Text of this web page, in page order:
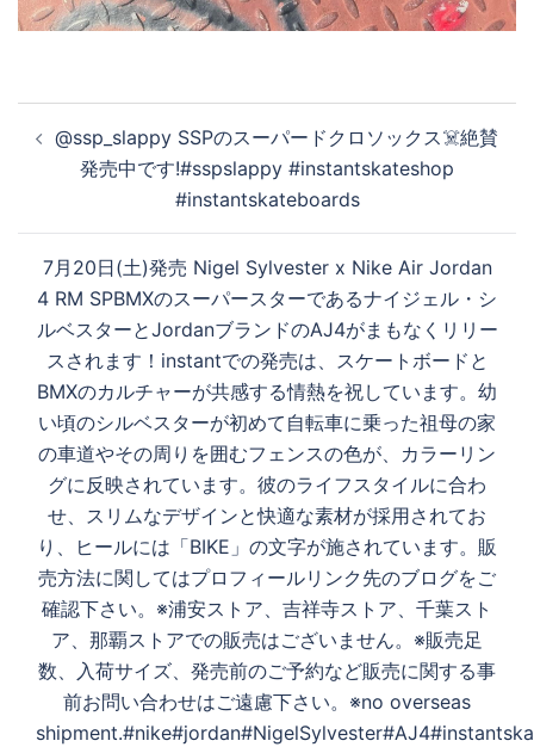
稿
ー
シ
ン
@ssp_slappy SSPのスーパードクロソックス☠️絶賛
発売中です︎!#sspslappy #instantskateshop
#instantskateboards
7月20日(土)発売 Nigel Sylvester x Nike Air Jordan
4 RM SPBMXのスーパースターであるナイジェル・シ
ルベスターとJordanブランドのAJ4がまもなくリリー
スされます！instantでの発売は、スケートボードと
BMXのカルチャーが共感する情熱を祝しています。幼
い頃のシルベスターが初めて自転車に乗った祖母の家
の車道やその周りを囲むフェンスの色が、カラーリン
グに反映されています。彼のライフスタイルに合わ
せ、スリムなデザインと快適な素材が採用されてお
り、ヒールには「BIKE」の文字が施されています。販
売方法に関してはプロフィールリンク先のブログをご
確認下さい。※浦安ストア、吉祥寺ストア、千葉スト
ア、那覇ストアでの販売はございません。※販売足
数、入荷サイズ、発売前のご予約など販売に関する事
前お問い合わせはご遠慮下さい。※no overseas